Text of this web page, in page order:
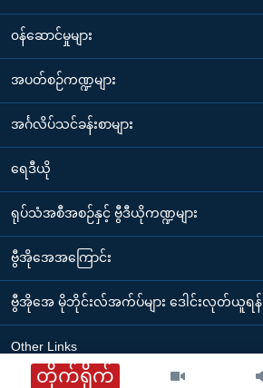
တိုက်ရိုက်
၀န်ဆောင်မှုများ
အပတ်စဉ်ကဏ္ဍများ
အင်္ဂလိပ်သင်ခန်းစာများ
ရေဒီယို
ရုပ်သံအစီအစဉ်နှင့် ဗွီဒီယိုကဏ္ဍများ
ဗွီအိုအေအကြောင်း
ဗွီအိုအေ မိုဘိုင်းလ်အက်ပ်များ ဒေါင်းလုတ်ယူရန်
Other Links